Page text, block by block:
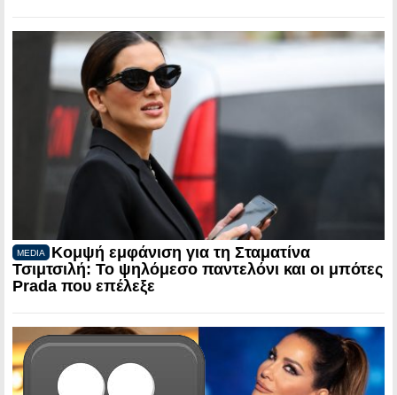
MEDIA
Κομψή εμφάνιση για τη Σταματίνα
Τσιμτσιλή: Το ψηλόμεσο παντελόνι και οι μπότες
Prada που επέλεξε